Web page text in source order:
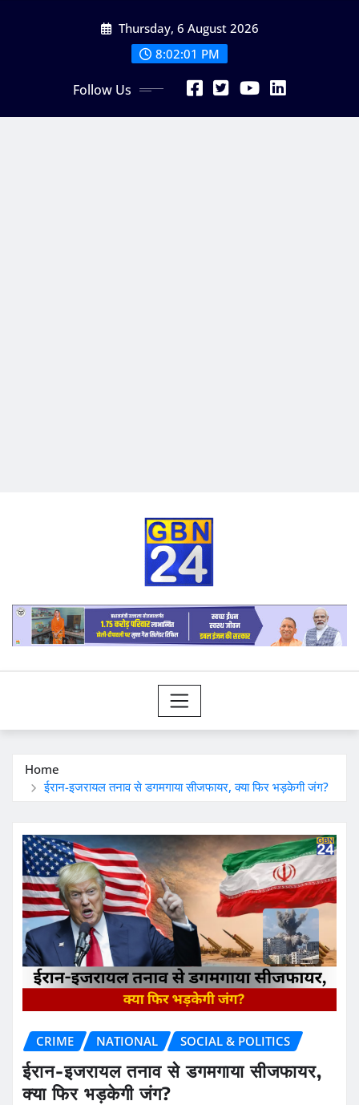
Thursday, 6 August 2026
8:02:02 PM
Follow Us
Home
ईरान-इजरायल तनाव से डगमगाया सीजफायर, क्या फिर भड़केगी जंग?
CRIME NATIONAL SOCIAL & POLITICS
ईरान-इजरायल तनाव से डगमगाया सीजफायर,
क्या फिर भड़केगी जंग?